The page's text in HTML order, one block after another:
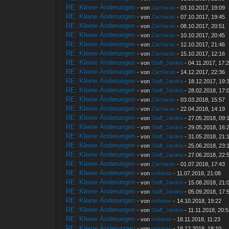
RE: Kleine Änderungen - vonZacharas - 03.10.2017, 19:09
RE: Kleine Änderungen - vonZacharas - 07.10.2017, 19:45
RE: Kleine Änderungen - vonZacharas - 08.10.2017, 20:51
RE: Kleine Änderungen - vonZacharas - 10.10.2017, 20:45
RE: Kleine Änderungen - vonZacharas - 12.10.2017, 21:46
RE: Kleine Änderungen - vonZacharas - 15.10.2017, 12:16
RE: Kleine Änderungen - vonStaff_Jardea - 04.11.2017,
RE: Kleine Änderungen - vonZacharas - 14.12.2017, 22:36
RE: Kleine Änderungen - vonStaff_Jardea - 18.12.2017,
RE: Kleine Änderungen - vonStaff_Jardea - 28.02.2018,
RE: Kleine Änderungen - vonZacharas - 03.03.2018, 15:57
RE: Kleine Änderungen - vonZacharas - 22.04.2018, 14:19
RE: Kleine Änderungen - vonStaff_Jardea - 27.05.2018,
RE: Kleine Änderungen - vonStaff_Jardea - 29.05.2018,
RE: Kleine Änderungen - vonStaff_Jardea - 31.05.2018,
RE: Kleine Änderungen - vonStaff_Jardea - 25.06.2018,
RE: Kleine Änderungen - vonStaff_Jardea - 27.06.2018,
RE: Kleine Änderungen - vonZacharas - 01.07.2018, 17:43
RE: Kleine Änderungen - vonordoban - 11.07.2018, 21:08
RE: Kleine Änderungen - vonStaff_Jardea - 15.08.2018,
RE: Kleine Änderungen - vonStaff_Jardea - 05.09.2018,
RE: Kleine Änderungen - vonordoban - 14.10.2018, 19:22
RE: Kleine Änderungen - vonStaff_Jardea - 11.11.2018,
RE: Kleine Änderungen - vonordoban - 18.11.2018, 11:23